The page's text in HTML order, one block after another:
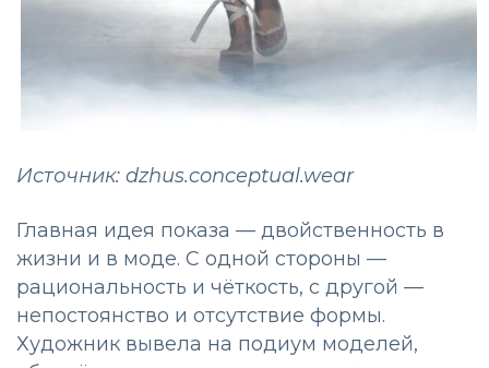
Источник: dzhus.conceptual.wear
Главная идея показа — двойственность в
жизни и в моде. С одной стороны —
рациональность и чёткость, с другой —
непостоянство и отсутствие формы.
Художник вывела на подиум моделей,